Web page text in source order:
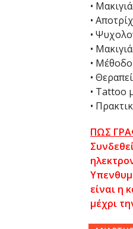
•
•
•
•
•
•
• Tattoo
•
ΠΩΣ
είναι η
μέχρι